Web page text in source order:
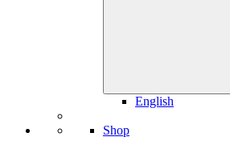
English
Shop